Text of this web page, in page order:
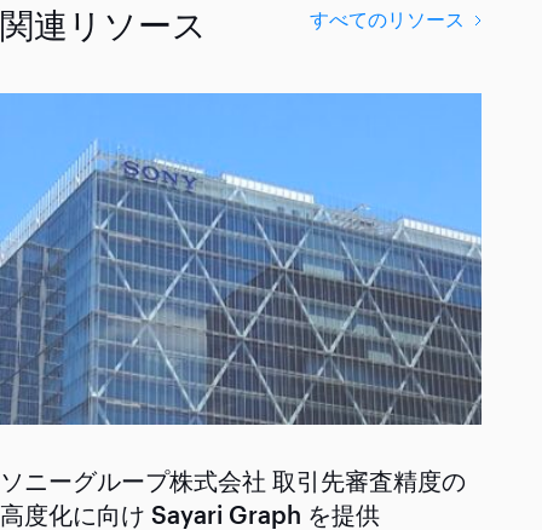
関連リソース すべてのリソース
ソニーグループ株式会社 取引先審査精度の
高度化に向け Sayari Graph を提供